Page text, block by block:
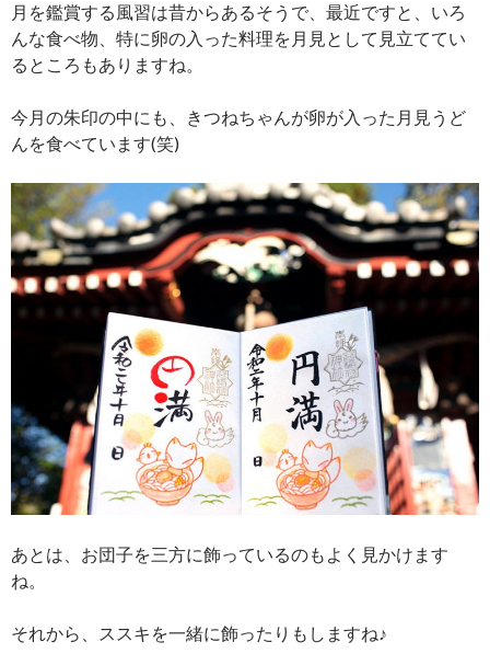
月を鑑賞する風習は昔からあるそうで、最近ですと、いろ
んな食べ物、特に卵の入った料理を月見として見立ててい
るところもありますね。
今月の朱印の中にも、きつねちゃんが卵が入った月見うど
んを食べています(笑)
あとは、お団子を三方に飾っているのもよく見かけます
ね。
それから、ススキを一緒に飾ったりもしますね♪